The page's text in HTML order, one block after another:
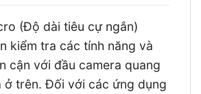
(Độ dài tiêu cự ngắn)
kiểm tra các tính năng và
cận với đầu camera quang
ở trên. Đối với các ứng dụng